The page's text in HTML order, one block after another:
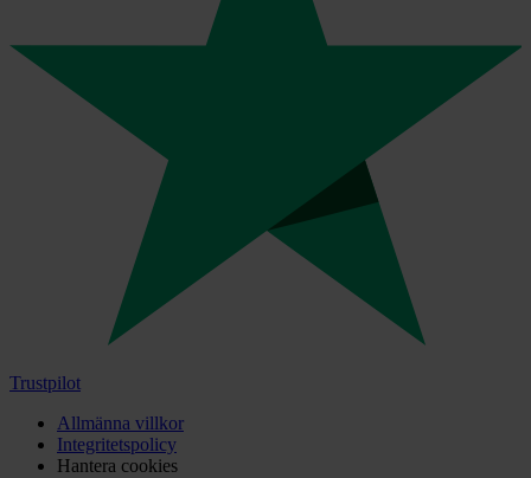
Trustpilot
Allmänna villkor
Integritetspolicy
Hantera cookies